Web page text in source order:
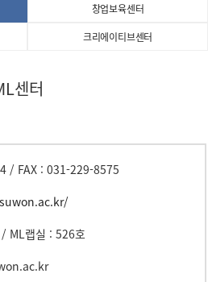
창업보육센터
크리에이티브센터
센터
/ FAX : 031-229-8575
ML랩실 : 526호